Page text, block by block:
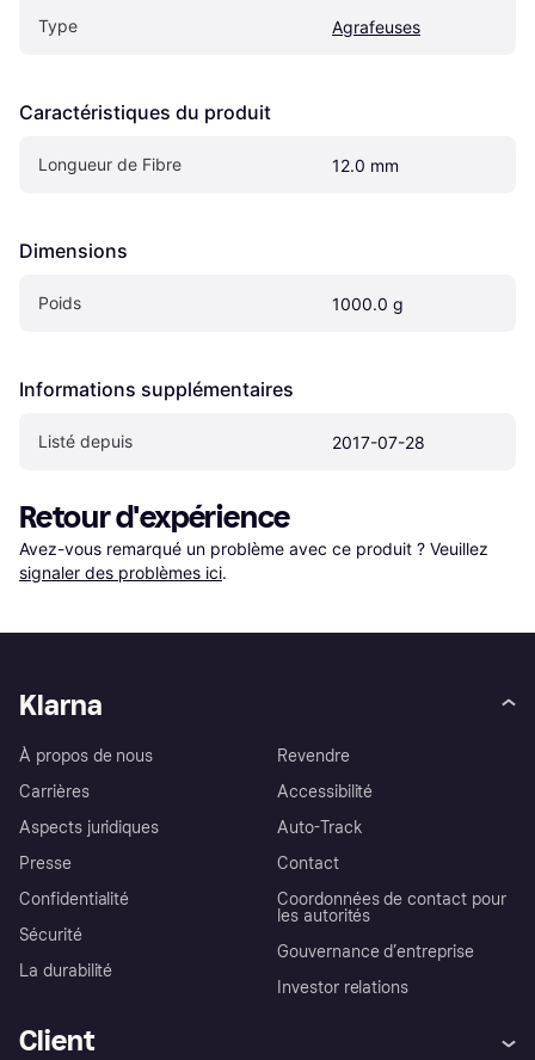
Type Agrafeuses
Caractéristiques du produit
Longueur de Fibre 12.0 mm
Dimensions
Poids 1000.0 g
Informations supplémentaires
Listé depuis 2017-07-28
Retour d'expérience
Avez-vous remarqué un problème avec ce produit ? Veuillez
signaler des problèmes ici.
Klarna
À propos de nous
Carrières
Aspects juridiques
Presse
Confidentialité
Sécurité
La durabilité
Revendre
Accessibilité
Auto-Track
Contact
Coordonnées de contact pour
les autorités
Gouvernance d’entreprise
Investor relations
Client